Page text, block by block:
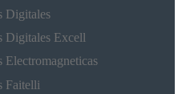
Digitales
Digitales Excell
Electromagneticas
Faitelli